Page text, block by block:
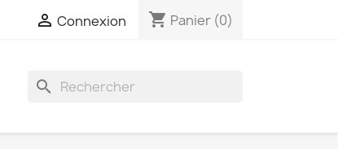
 Connexion shopping_cart Panier (0)
search